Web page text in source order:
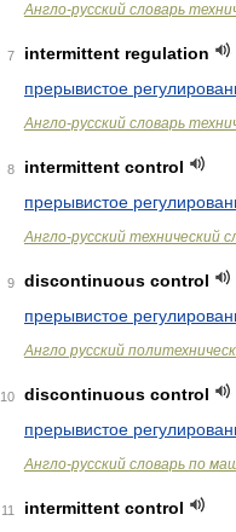
Англо-русский словарь
7
intermittent regulation
прерывистое
Англо-русский словарь
8
intermittent control
прерывистое
Англо-русский технический
9
discontinuous control
прерывистое
Англо русский
10
discontinuous control
прерывистое
Англо-русский словарь по
11
intermittent control